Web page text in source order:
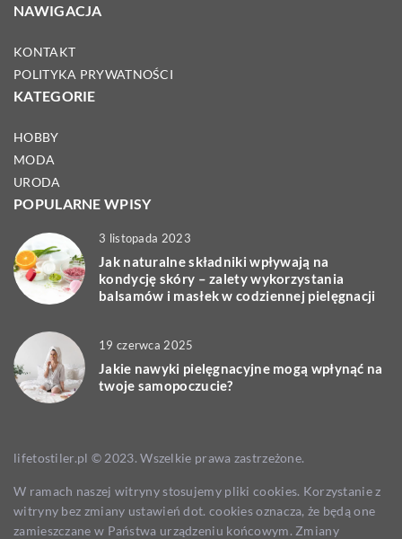
NAWIGACJA
KONTAKT
POLITYKA PRYWATNOŚCI
KATEGORIE
HOBBY
MODA
URODA
POPULARNE WPISY
3 listopada 2023
Jak naturalne składniki wpływają na
kondycję skóry – zalety wykorzystania
balsamów i masłek w codziennej pielęgnacji
19 czerwca 2025
Jakie nawyki pielęgnacyjne mogą wpłynąć na
twoje samopoczucie?
lifetostiler.pl © 2023. Wszelkie prawa zastrzeżone.
W ramach naszej witryny stosujemy pliki cookies. Korzystanie z
witryny bez zmiany ustawień dot. cookies oznacza, że będą one
zamieszczane w Państwa urządzeniu końcowym. Zmiany